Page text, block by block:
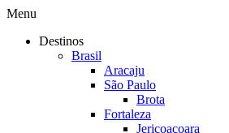
Menu
Destinos
Brasil
Aracaju
São Paulo
Brota
Fortaleza
Jericoacoara